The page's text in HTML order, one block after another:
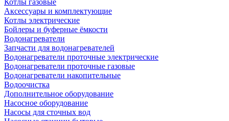
Котлы газовые
Аксессуары и комплектующие
Котлы электрические
Бойлеры и буферные ёмкости
Водонагреватели
Запчасти для водонагревателей
Водонагреватели проточные электрические
Водонагреватели проточные газовые
Водонагреватели накопительные
Водоочистка
Дополнительное оборудование
Насосное оборудование
Насосы для сточных вод